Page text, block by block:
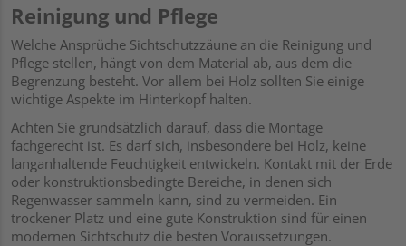
Reinigung und Pflege
Welche Ansprüche Sichtschutzzäune an die Reinigung und
Pflege stellen, hängt von dem Material ab, aus dem die
Begrenzung besteht. Vor allem bei Holz sollten Sie einige
wichtige Aspekte im Hinterkopf halten.
Achten Sie grundsätzlich darauf, dass die Montage
fachgerecht ist. Es darf sich, insbesondere bei Holz, keine
langanhaltende Feuchtigkeit entwickeln. Kontakt mit der Erde
oder konstruktionsbedingte Bereiche, in denen sich
Regenwasser sammeln kann, sind zu vermeiden. Ein
trockener Platz und eine gute Konstruktion sind für einen
modernen Sichtschutz die besten Voraussetzungen.